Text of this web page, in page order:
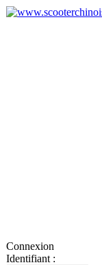
Connexion
Identifiant :